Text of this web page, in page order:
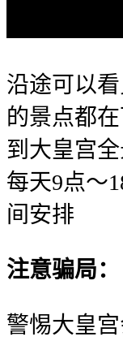
沿途可以
的景点都
到大皇宫
每天9点～
间安排
注意骗局：
警惕大皇